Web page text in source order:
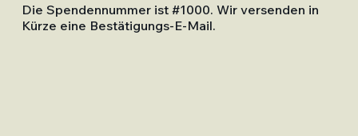
Die Spendennummer ist #1000. Wir versenden in
Kürze eine Bestätigungs-E-Mail.